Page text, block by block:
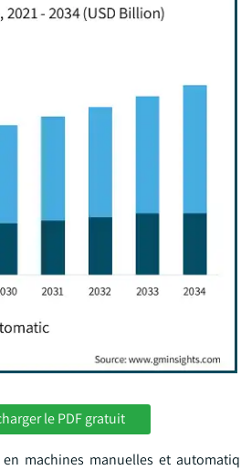
le PDF gratuit
machines manuelles et